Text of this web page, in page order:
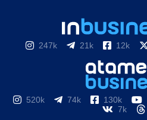
247k 21k 12k
520k 74k 130k
7k